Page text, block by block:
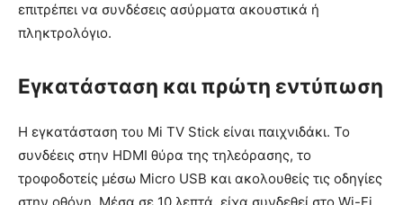
επιτρέπει να συνδέσεις ασύρματα ακουστικά ή
πληκτρολόγιο.
Εγκατάσταση και πρώτη εντύπωση
Η εγκατάσταση του Mi TV Stick είναι παιχνιδάκι. Το
συνδέεις στην HDMI θύρα της τηλεόρασης, το
τροφοδοτείς μέσω Micro USB και ακολουθείς τις οδηγίες